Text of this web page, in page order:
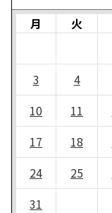
月 火
3
4
10
11
17
18
24
25
31